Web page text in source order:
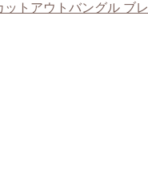
トアウトバングル ブ